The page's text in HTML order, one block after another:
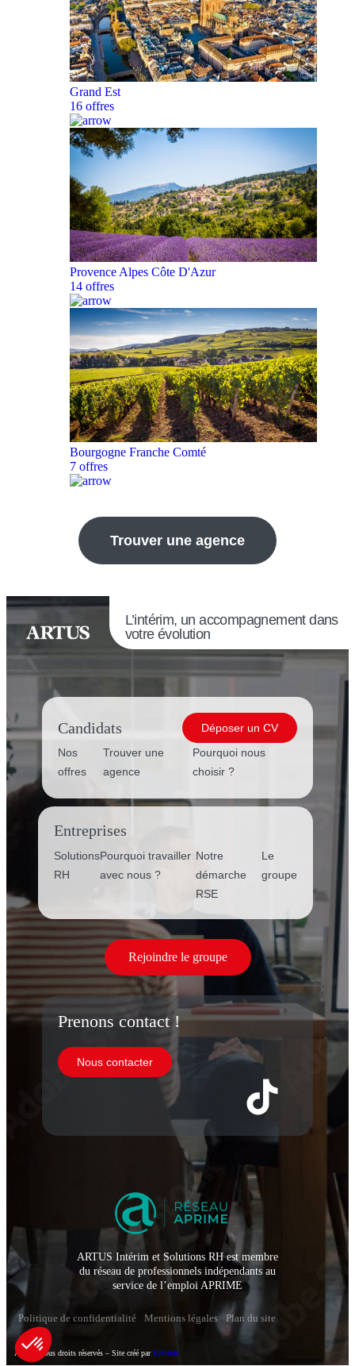
Grand Est
16 offres
Provence Alpes Côte D'Azur
14 offres
Bourgogne Franche Comté
7 offres
Trouver une agence
L’intérim, un accompagnement dans
votre évolution
Candidats
Déposer un CV
Nos
offres
Trouver une
agence
Pourquoi nous
choisir ?
Entreprises
Solutions
RH
Pourquoi travailler
avec nous ?
Notre
démarche
RSE
Le
groupe
Rejoindre le groupe
Prenons contact !
Nous contacter
ARTUS Intérim et Solutions RH est membre
du réseau de professionnels indépendants au
service de l’emploi APRIME
Politique de confidentialité Mentions légales Plan du site
Artus – Tous droits réservés – Site créé parKelcible